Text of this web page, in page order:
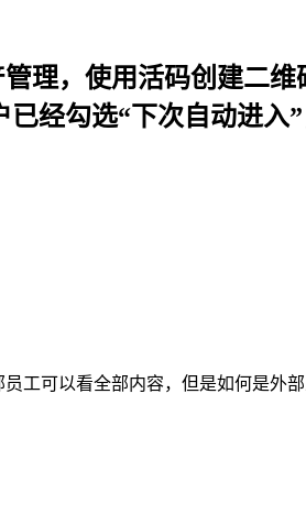
理，使用活码创建二
经勾选“下次自动进入
工可以看全部内容，但是如何是